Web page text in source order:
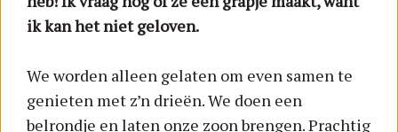
ik kan het niet geloven.
We worden alleen gelaten om even samen te
genieten met z’n drieën. We doen een
belrondje en laten onze zoon brengen. Prachtig